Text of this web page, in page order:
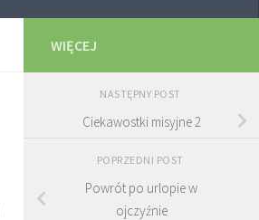
WIĘCEJ
NASTĘPNY POST
Ciekawostki misyjne 2
POPRZEDNI POST
Powrót po urlopie w
ojczyźnie